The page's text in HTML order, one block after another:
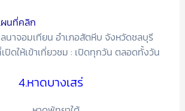
นที่คลิก
นาจอมเทียน อำเภอสัตหีบ จังหวัดชลบุรี
ปิดให้เข้าเที่ยวชม : เปิดทุกวัน ตลอดทั้งวัน
4.หาดบางเสร่